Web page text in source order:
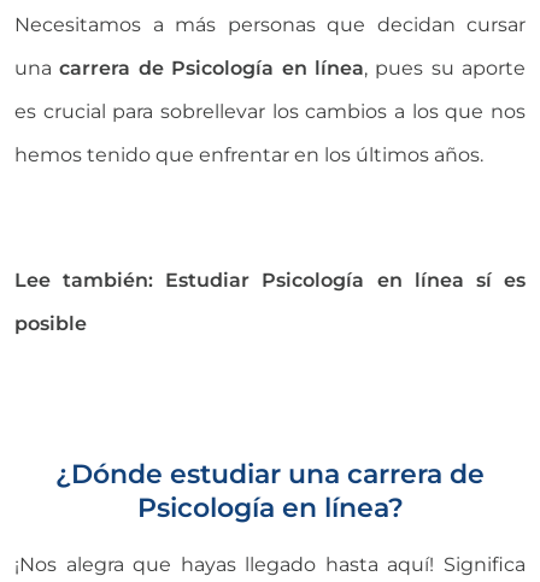
Necesitamos a más personas que decidan cursar
unacarrera de Psicología en línea, pues su aporte
es crucial para sobrellevar los cambios a los que nos
hemos tenido que enfrentar en los últimos años.
Lee también: Estudiar Psicología en línea sí es
posible
¿Dónde estudiar una carrera de
Psicología en línea?
¡Nos alegra que hayas llegado hasta aquí! Significa